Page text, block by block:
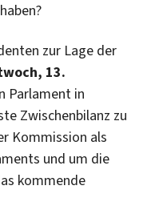
zur Lage der
13.
Parlament in
Zwischenbilanz zu
Kommission als
und um die
kommende